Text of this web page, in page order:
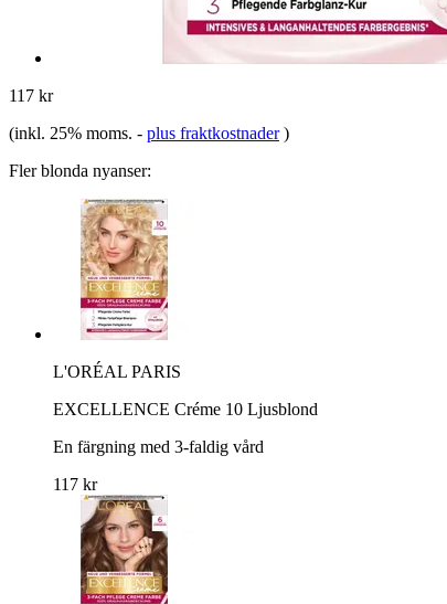
117 kr
(inkl. 25% moms. - plus fraktkostnader )
Fler blonda nyanser:
L'ORÉAL PARIS
EXCELLENCE Créme 10 Ljusblond
En färgning med 3-faldig vård
117 kr